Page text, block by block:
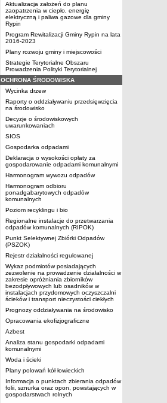
Aktualizacja założeń do planu
zaopatrzenia w ciepło, energię
elektryczną i paliwa gazowe dla gminy
Rypin
Program Rewitalizacji Gminy Rypin na lata
2016-2023
Plany rozwoju gminy i miejscowości
Strategie Terytorialne Obszaru
Prowadzenia Polityki Terytorialnej
OCHRONA ŚRODOWISKA
Wycinka drzew
Raporty o oddziaływaniu przedsięwzięcia
na środowisko
Decyzje o środowiskowych
uwarunkowaniach
SIOS
Gospodarka odpadami
Deklaracja o wysokości opłaty za
gospodarowanie odpadami komunalnymi
Harmonogram wywozu odpadów
Harmonogram odbioru
ponadgabarytowych odpadów
komunalnych
Poziom recyklingu i bio
Regionalne instalacje do przetwarzania
odpadów komunalnych (RIPOK)
Punkt Selektywnej Zbiórki Odpadów
(PSZOK)
Rejestr działalności regulowanej
Wykaz podmiotów posiadających
zezwolenie na prowadzenie działalności w
zakresie opróżniania zbiorników
bezodpływowych lub osadników w
instalacjach przydomowych oczyszczalni
ścieków i transport nieczystości ciekłych
Prognozy oddziaływania na środowisko
Opracowania ekofizjograficzne
Azbest
Analiza stanu gospodarki odpadami
komunalnymi
Woda i ścieki
Plany polowań kół łowieckich
Informacja o punktach zbierania odpadów
folii, sznurka oraz opon, powstających w
gospodarstwach rolnych